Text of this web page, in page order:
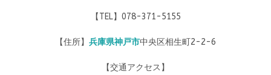
【TEL】078-371-5155
【住所】 兵庫県神戸市中央区相生町2-2-6
【交通アクセス】